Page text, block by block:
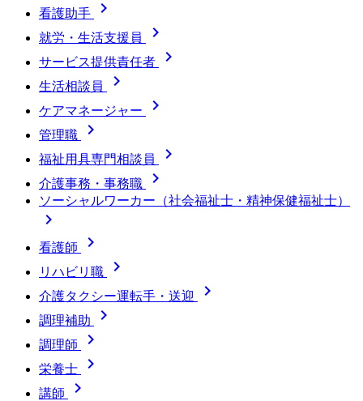
看護助手 
就労・生活支援員 
サービス提供責任者 
生活相談員 
ケアマネージャー 
管理職 
福祉用具専門相談員 
介護事務・事務職 
ソーシャルワーカー（社会福祉士・精神保健福祉士）

看護師 
リハビリ職 
介護タクシー運転手・送迎 
調理補助 
調理師 
栄養士 
講師 